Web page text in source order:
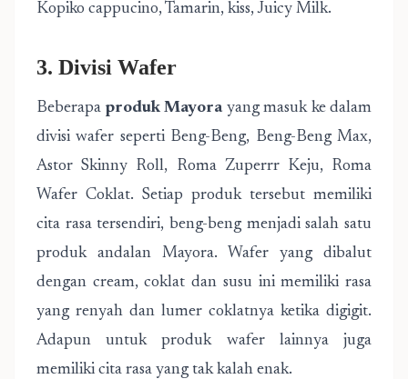
Kopiko cappucino, Tamarin, kiss, Juicy Milk.
3. Divisi Wafer
Beberapa produk Mayorayang masuk ke dalam
divisi wafer seperti Beng-Beng, Beng-Beng Max,
Astor Skinny Roll, Roma Zuperrr Keju, Roma
Wafer Coklat. Setiap produk tersebut memiliki
cita rasa tersendiri, beng-beng menjadi salah satu
produk andalan Mayora. Wafer yang dibalut
dengan cream, coklat dan susu ini memiliki rasa
yang renyah dan lumer coklatnya ketika digigit.
Adapun untuk produk wafer lainnya juga
memiliki cita rasa yang tak kalah enak.